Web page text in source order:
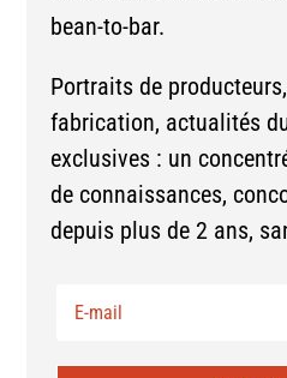
bean-to-bar.
Portraits de
fabrication, actualités
exclusives : un
de connaissances,
depuis plus de 2 ans,